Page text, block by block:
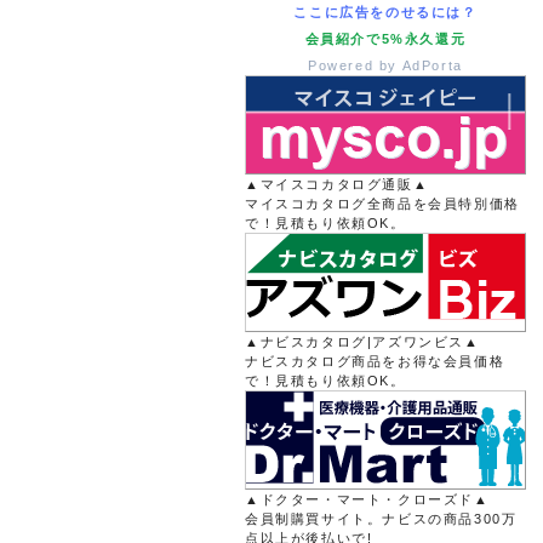
ここに広告をのせるには？
会員紹介で5%永久還元
Powered by AdPorta
▲マイスコカタログ通販▲
マイスコカタログ全商品を会員特別価格
で！見積もり依頼OK。
▲ナビスカタログ|アズワンビス▲
ナビスカタログ商品をお得な会員価格
で！見積もり依頼OK。
▲ドクター・マート・クローズド▲
会員制購買サイト。ナビスの商品300万
点以上が後払いで!